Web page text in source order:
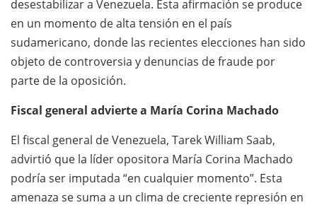
desestabilizar a Venezuela. Esta afirmación se produce
en un momento de alta tensión en el país
sudamericano, donde las recientes elecciones han sido
objeto de controversia y denuncias de fraude por
parte de la oposición.
Fiscal general advierte a María Corina Machado
El fiscal general de Venezuela, Tarek William Saab,
advirtió que la líder opositora María Corina Machado
podría ser imputada “en cualquier momento”. Esta
amenaza se suma a un clima de creciente represión en